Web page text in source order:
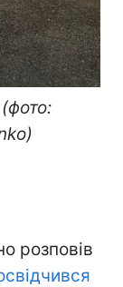
розповів